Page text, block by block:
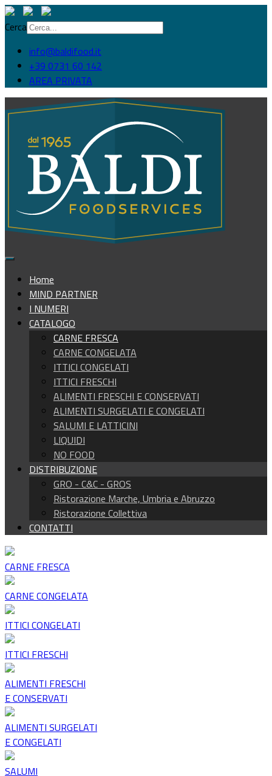
Cerca
info@baldifood.it
+39 0731 60 142
AREA PRIVATA
Home
MIND PARTNER
I NUMERI
CATALOGO
CARNE FRESCA
CARNE CONGELATA
ITTICI CONGELATI
ITTICI FRESCHI
ALIMENTI FRESCHI E CONSERVATI
ALIMENTI SURGELATI E CONGELATI
SALUMI E LATTICINI
LIQUIDI
NO FOOD
DISTRIBUZIONE
GRO - C&C - GROS
Ristorazione Marche, Umbria e Abruzzo
Ristorazione Collettiva
CONTATTI
CARNE FRESCA
CARNE CONGELATA
ITTICI CONGELATI
ITTICI FRESCHI
ALIMENTI FRESCHI
E CONSERVATI
ALIMENTI SURGELATI
E CONGELATI
SALUMI